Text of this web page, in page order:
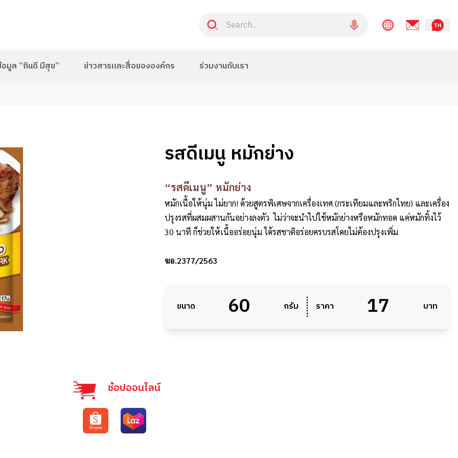
มูล “กินดี มีสุข” ข่าวสารและสื่อขององค์กร ร่วมงานกับเรา
รสดีเมนู หมักย่าง
“รสดีเมนู” หมักย่าง
หมักเนื้อให้นุ่ม ไม่ยาก! ด้วยสูตรพิเศษจากเครื่องเทศ (กระเทียมและพริกไทย) และเครื่อง
ปรุงรสที่ผสมผสานกันอย่างลงตัว ไม่ว่าจะนำไปใช้หมักย่างหรือหมักทอด แค่หมักทิ้งไว้
30 นาที ก็ช่วยให้เนื้ออร่อยนุ่ม ได้รสชาติอร่อยครบรสโดยไม่ต้องปรุงเพิ่ม
ฆอ.2377/2563
ขนาด 60 กรัม ราคา 17 บาท
ช้อปออนไลน์